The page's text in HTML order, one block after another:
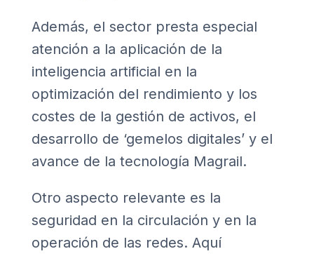
Además, el sector presta especial
atención a la aplicación de la
inteligencia artificial en la
optimización del rendimiento y los
costes de la gestión de activos, el
desarrollo de ‘gemelos digitales’ y el
avance de la tecnología Magrail.
Otro aspecto relevante es la
seguridad en la circulación y en la
operación de las redes. Aquí